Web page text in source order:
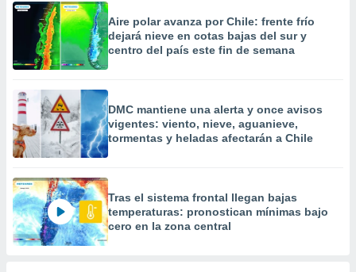
Aire polar avanza por Chile: frente frío
dejará nieve en cotas bajas del sur y
centro del país este fin de semana
DMC mantiene una alerta y once avisos
vigentes: viento, nieve, aguanieve,
tormentas y heladas afectarán a Chile
Tras el sistema frontal llegan bajas
temperaturas: pronostican mínimas bajo
cero en la zona central